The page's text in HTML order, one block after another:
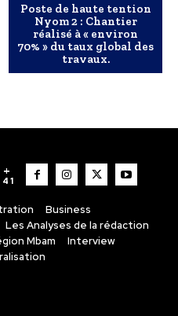
Poste de haute tention
Nyom 2 : Chantier
réalisé à « environ
70% » du taux global des
travaux.
Business
Les Analyses de la rédaction
Mbam
Interview